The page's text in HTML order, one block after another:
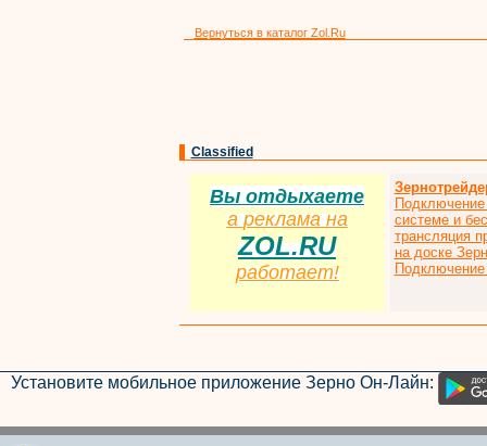
Вернуться в каталог Zol.Ru
Classified
Вы отдыхаете
ареклама на
ZOL.RU
работает!
Подключение
системе и
трансляция
на доске
Установите мобильное приложение Зерно Он-Лайн: